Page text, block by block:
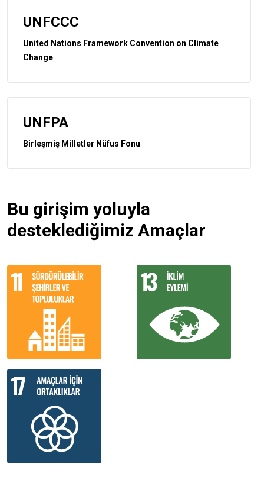
UNFCCC
United Nations Framework Convention on Climate
Change
UNFPA
Birleşmiş Milletler Nüfus Fonu
Bu girişim yoluyla
desteklediğimiz Amaçlar